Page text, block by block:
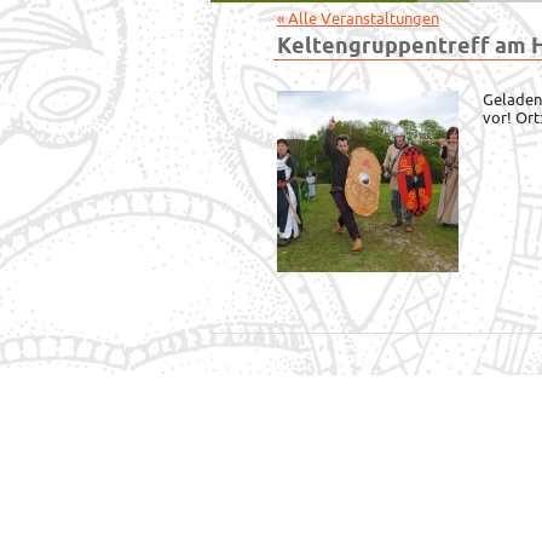
« Alle Veranstaltungen
Keltengruppentreff am
vor! Ort: